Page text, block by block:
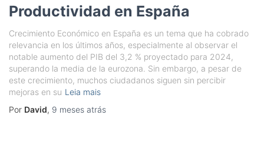
Productividad en España
Crecimiento Económico en España es un tema que ha cobrado
relevancia en los últimos años, especialmente al observar el
notable aumento del PIB del 3,2 % proyectado para 2024,
superando la media de la eurozona. Sin embargo, a pesar de
este crecimiento, muchos ciudadanos siguen sin percibir
mejoras en su Leia mais
Por David, 9 meses atrás